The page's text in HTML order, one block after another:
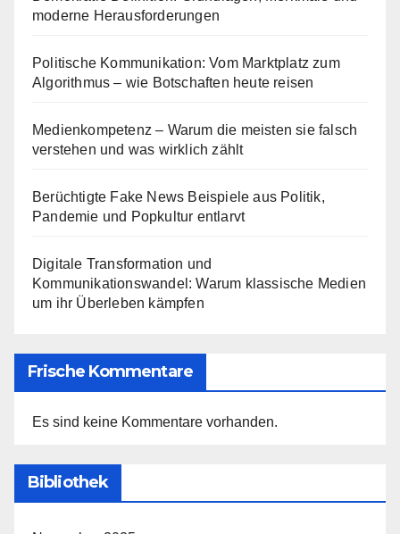
moderne Herausforderungen
Politische Kommunikation: Vom Marktplatz zum
Algorithmus – wie Botschaften heute reisen
Medienkompetenz – Warum die meisten sie falsch
verstehen und was wirklich zählt
Berüchtigte Fake News Beispiele aus Politik,
Pandemie und Popkultur entlarvt
Digitale Transformation und
Kommunikationswandel: Warum klassische Medien
um ihr Überleben kämpfen
Frische Kommentare
Es sind keine Kommentare vorhanden.
Bibliothek